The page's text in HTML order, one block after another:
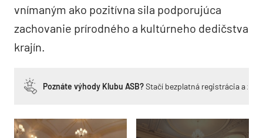
vnímaným ako pozitívna sila podporujúca
zachovanie prírodného a kultúrneho dedičstva
krajín.
Poznáte výhody Klubu ASB?Stačí bezplatná registrácia a